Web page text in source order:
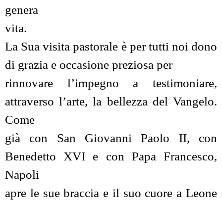
genera
vita.
La Sua visita pastorale è per tutti noi dono
di grazia e occasione preziosa per
rinnovare l’impegno a testimoniare,
attraverso l’arte, la bellezza del Vangelo.
Come
già con San Giovanni Paolo II, con
Benedetto XVI e con Papa Francesco,
Napoli
apre le sue braccia e il suo cuore a Leone